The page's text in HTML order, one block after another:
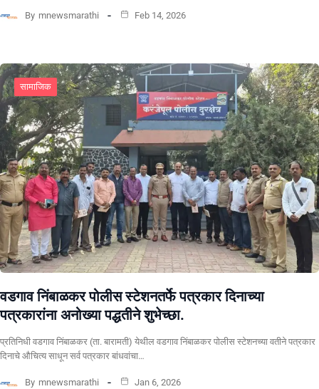
By mnewsmarathi Feb 14, 2026
सामाजिक
वडगाव निंबाळकर पोलीस स्टेशनतर्फे पत्रकार दिनाच्या
पत्रकारांना अनोख्या पद्धतीने शुभेच्छा.
प्रतिनिधी वडगाव निंबाळकर (ता. बारामती) येथील वडगाव निंबाळकर पोलीस स्टेशनच्या वतीने पत्रकार
दिनाचे औचित्य साधून सर्व पत्रकार बांधवांचा…
By mnewsmarathi Jan 6, 2026